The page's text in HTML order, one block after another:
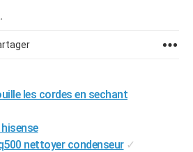
les cordes en sechant
nettoyer condenseur ✓